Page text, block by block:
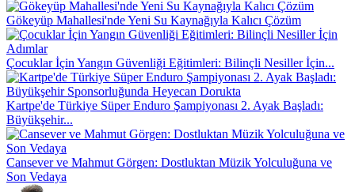
Gökeyüp Mahallesi'nde Yeni Su Kaynağıyla Kalıcı Çözüm
Çocuklar İçin Yangın Güvenliği Eğitimleri: Bilinçli Nesiller İçin...
Kartpe'de Türkiye Süper Enduro Şampiyonası 2. Ayak Başladı:
Büyükşehir...
Cansever ve Mahmut Görgen: Dostluktan Müzik Yolculuğuna ve
Son Vedaya